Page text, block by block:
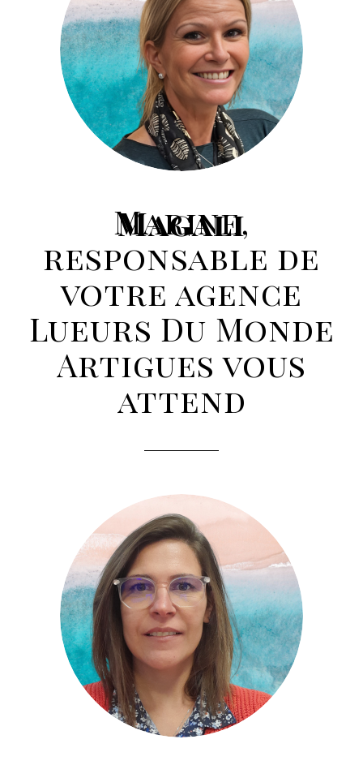
Magali
Marine,
responsable de
votre agence
Lueurs Du Monde
Artigues vous
attend